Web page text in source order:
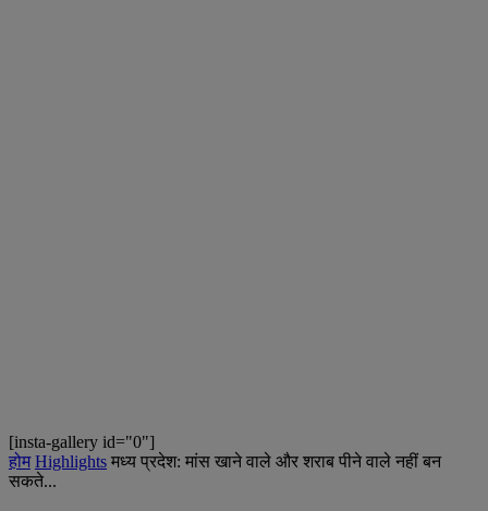
[insta-gallery id="0"]
होम Highlights मध्य प्रदेश: मांस खाने वाले और शराब पीने वाले नहीं बन
सकते...